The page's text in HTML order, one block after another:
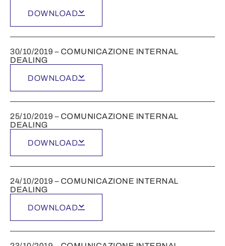
DOWNLOAD
30/10/2019 – COMUNICAZIONE INTERNAL
DEALING
DOWNLOAD
25/10/2019 – COMUNICAZIONE INTERNAL
DEALING
DOWNLOAD
24/10/2019 – COMUNICAZIONE INTERNAL
DEALING
DOWNLOAD